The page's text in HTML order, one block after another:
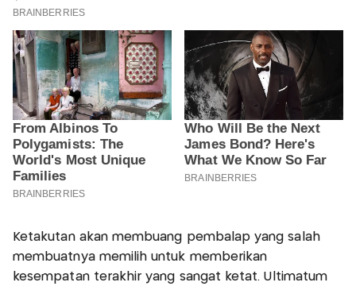
Ketakutan akan membuang pembalap yang salah
membuatnya memilih untuk memberikan
kesempatan terakhir yang sangat ketat. Ultimatum